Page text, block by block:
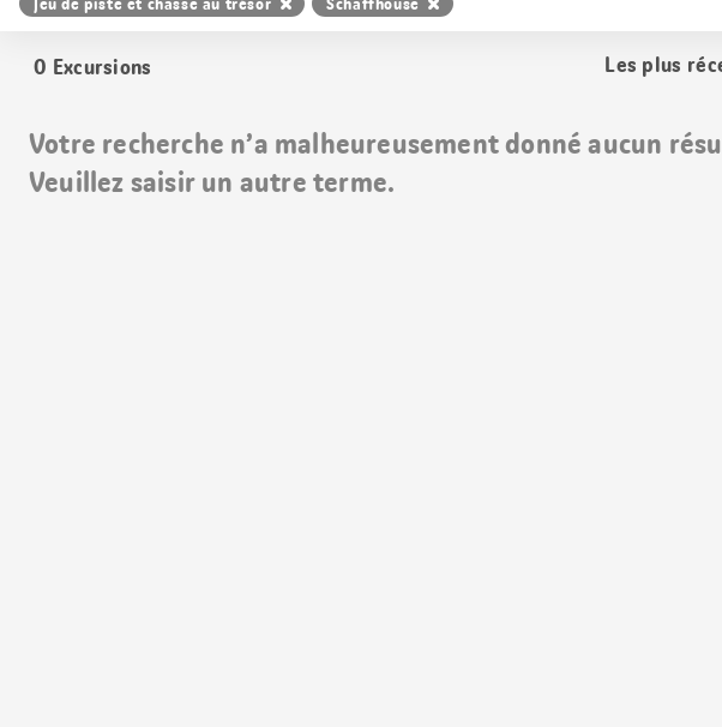
0 Excursions
Trier
Votre recherche n’a malheureusement donné aucun
Veuillez saisir un autre terme.